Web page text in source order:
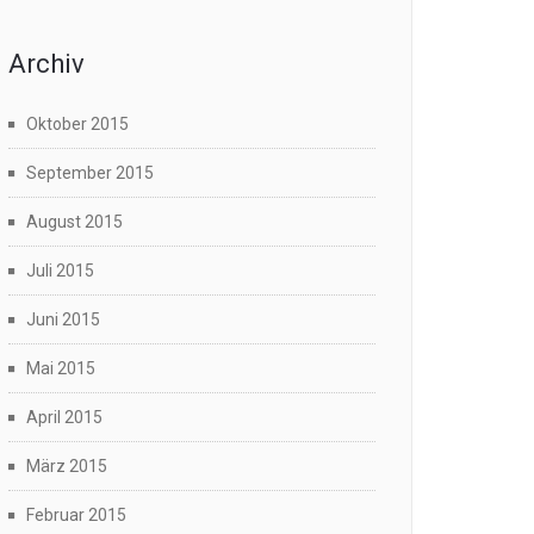
Archiv
Oktober 2015
September 2015
August 2015
Juli 2015
Juni 2015
Mai 2015
April 2015
März 2015
Februar 2015